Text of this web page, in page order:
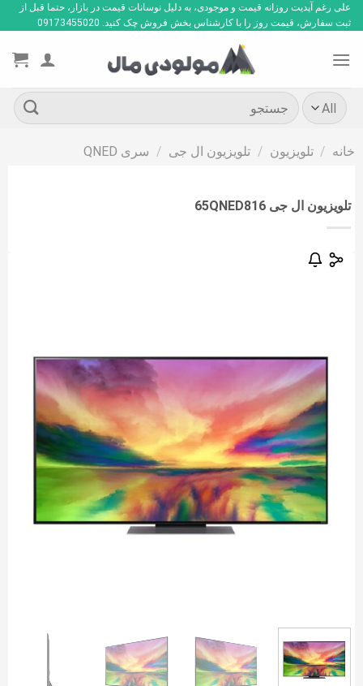
Skip
to
علی رغم آپدیت روزانه قیمت و موجودی، به دلیل نوسانات قیمت در بازار، حتما قبل از
ثبت سفارش، قیمت روز را با کارشناس بخش فروش چک کنید. 09173455020
جستجو
برای:
خانه / تلویزیون / تلویزیون ال جی / سری QNED
تلویزیون ال جی 65QNED816